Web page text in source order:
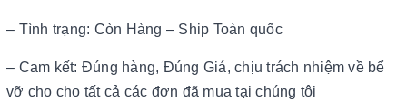
– Tình trạng: Còn Hàng – Ship Toàn quốc
– Cam kết: Đúng hàng, Đúng Giá, chịu trách nhiệm về bể
vỡ cho cho tất cả các đơn đã mua tại chúng tôi